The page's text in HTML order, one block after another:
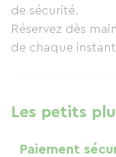
de sécurité.
Réservez dès
de chaque
Les petits
Paiement